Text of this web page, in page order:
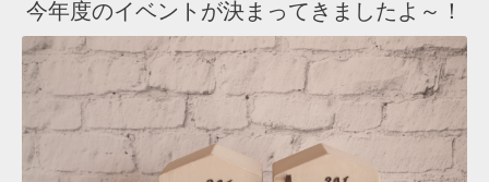
今年度のイベントが決まってきましたよ～！